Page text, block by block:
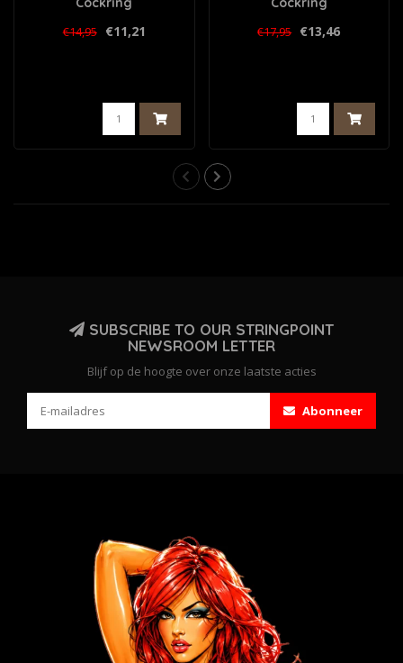
€14,95 €11,21 €17,95 €13,46
SUBSCRIBE TO OUR STRINGPOINT
NEWSROOM LETTER
Blijf op de hoogte over onze laatste acties
Abonneer